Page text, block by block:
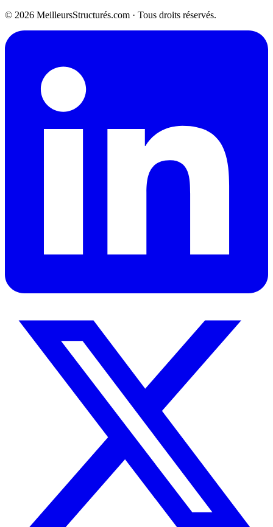
© 2026 MeilleursStructurés.com · Tous droits réservés.